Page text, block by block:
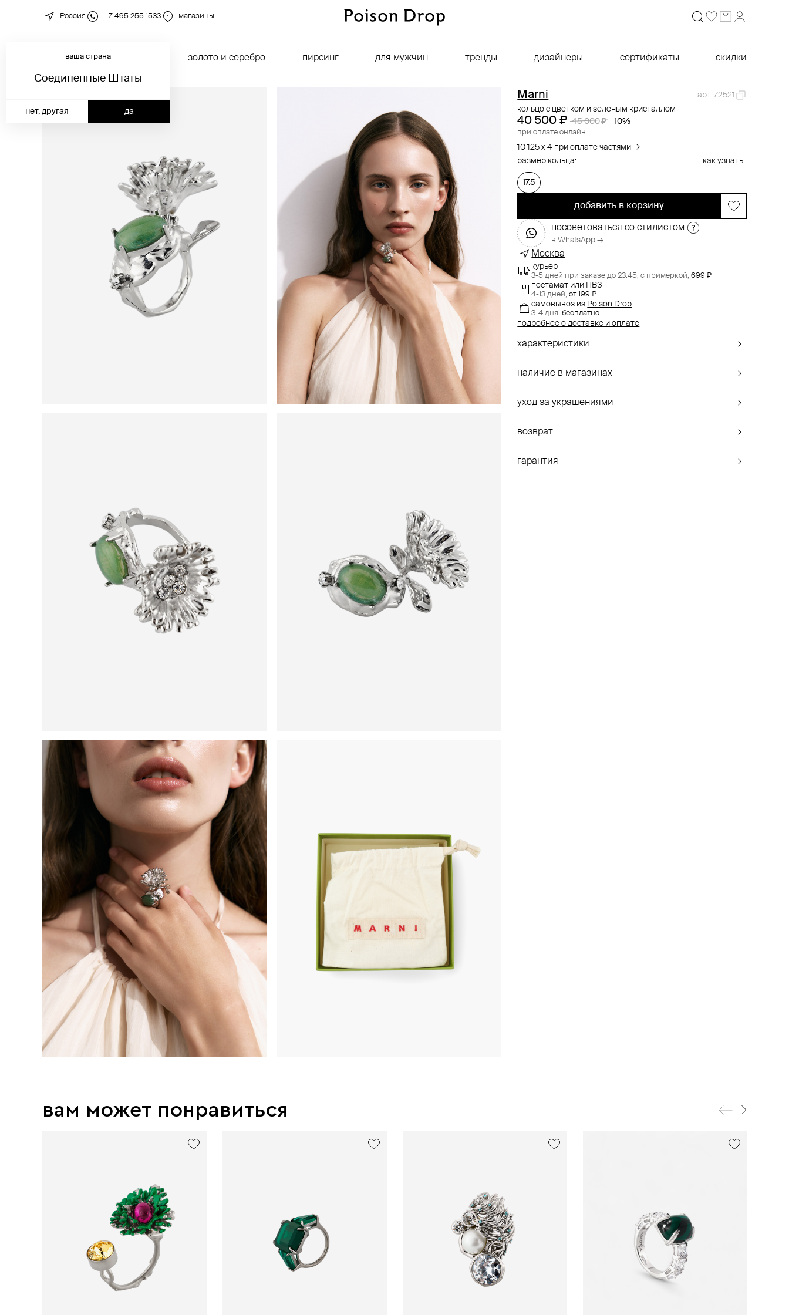
Россия +7 495 255 1533 магазины
новинки золото и серебро пирсинг для мужчин тренды дизайнеры сертификаты скидки
ваша страна
Соединенные Штаты
да
нет, другая
Marni
арт. 72521
кольцо с цветком и зелёным кристаллом
40 500 ₽ 45 000 ₽ −10%
при оплате онлайн
10 125 x 4 при оплате частями
размер кольца:
как узнать
17.5
добавить в корзину
посоветоваться со стилистом
в WhatsApp →
Москва
курьер
3-5 дней при заказе до 23:45,с примеркой, 699 ₽
постамат или ПВЗ
4-13 дней,от 199 ₽
самовывоз из Poison Drop
3-4 дня,бесплатно
подробнее о доставке и оплате
характеристики
наличие в магазинах
уход за украшениями
возврат
гарантия
вам может понравиться